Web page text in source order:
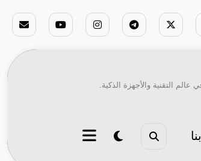
التقنية والأجهزة الذكية.